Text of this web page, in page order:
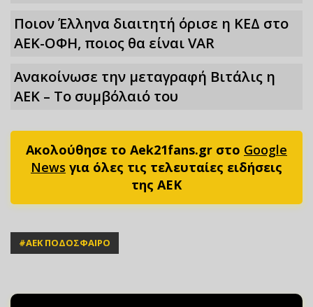
Ποιον Έλληνα διαιτητή όρισε η ΚΕΔ στο
ΑΕΚ-ΟΦΗ, ποιος θα είναι VAR
Ανακοίνωσε την μεταγραφή Βιτάλις η
ΑΕΚ – Το συμβόλαιό του
Ακολούθησε το Aek21fans.gr στο Google
News για όλες τις τελευταίες ειδήσεις
της ΑΕΚ
#ΑΕΚ ΠΟΔΟΣΦΑΙΡΟ